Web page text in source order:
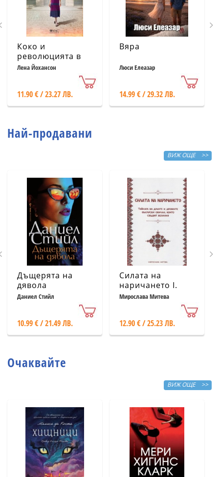
Коко и
революцията в
модата
Лена Йохансон
11.90 € / 23.27 ЛВ.
Вяра
Люси Елеазар
14.99 € / 29.32 ЛВ.
Най-продавани
ВИЖ ОЩЕ >>
Дъщерята на
дявола
Даниел Стийл
10.99 € / 21.49 ЛВ.
Силата на
наричането І.
Тайната на
български
обичаи, които
Мирослава Митева
12.90 € / 25.23 ЛВ.
Очаквайте
ВИЖ ОЩЕ >>